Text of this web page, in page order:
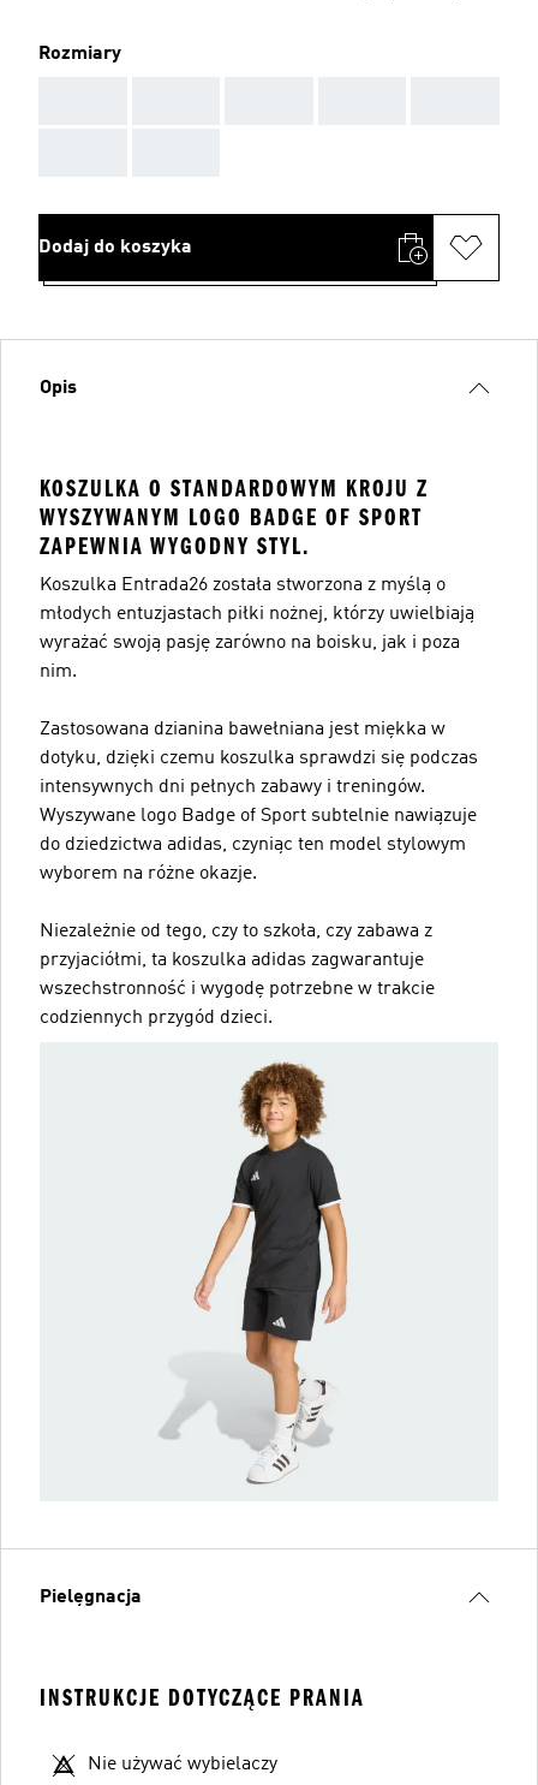
Rozmiary
Dodaj do koszyka
Opis
KOSZULKA O STANDARDOWYM KROJU Z
WYSZYWANYM LOGO BADGE OF SPORT
ZAPEWNIA WYGODNY STYL.
Koszulka Entrada26 została stworzona z myślą o
młodych entuzjastach piłki nożnej, którzy uwielbiają
wyrażać swoją pasję zarówno na boisku, jak i poza
nim.
Zastosowana dzianina bawełniana jest miękka w
dotyku, dzięki czemu koszulka sprawdzi się podczas
intensywnych dni pełnych zabawy i treningów.
Wyszywane logo Badge of Sport subtelnie nawiązuje
do dziedzictwa adidas, czyniąc ten model stylowym
wyborem na różne okazje.
Niezależnie od tego, czy to szkoła, czy zabawa z
przyjaciółmi, ta koszulka adidas zagwarantuje
wszechstronność i wygodę potrzebne w trakcie
codziennych przygód dzieci.
Pielęgnacja
INSTRUKCJE DOTYCZĄCE PRANIA
Nie używać wybielaczy